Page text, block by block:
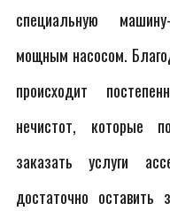
специальную
мощным насосом.
происходит
нечистот, которые
заказать услуги
достаточно